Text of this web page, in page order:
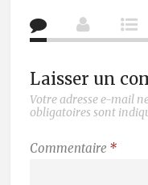
Laisser un
Votre adresse e-mail
obligatoires sont
Commentaire *